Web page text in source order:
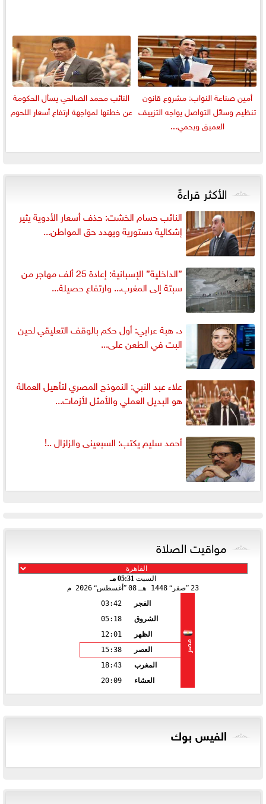
أمين صناعة النواب: مشروع قانون
تنظيم وسائل التواصل يواجه التزييف
العميق ويحمي...
النائب محمد الصالحي يسأل الحكومة
عن خطتها لمواجهة ارتفاع أسعار اللحوم
الأكثر قراءةً
النائب حسام الخشت: حذف أسعار الأدوية يثير
إشكالية دستورية ويهدد حق المواطن...
”الداخلية” الإسبانية: إعادة 25 ألف مهاجر من
سبتة إلى المغرب... وارتفاع حصيلة...
د. هبة عرابي: أول حكم بالوقف التعليقي لحين
البت في الطعن على...
علاء عبد النبي: النموذج المصري لتأهيل العمالة
هو البديل العملي والأمثل لأزمات...
أحمد سليم يكتب: السبعينى والزلزال ..!
مواقيت الصلاة
السبت 05:31 مـ
23 صفر 1448 هـ 08 أغسطس 2026 م
مصر
الفجر
03:42
الشروق
05:18
الظهر
12:01
العصر
15:38
المغرب
18:43
العشاء
20:09
الفيس بوك